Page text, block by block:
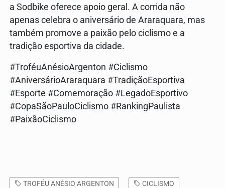
a Sodbike oferece apoio geral. A corrida não
apenas celebra o aniversário de Araraquara, mas
também promove a paixão pelo ciclismo e a
tradição esportiva da cidade.
#TroféuAnésioArgenton #Ciclismo
#AniversárioAraraquara #TradiçãoEsportiva
#Esporte #Comemoração #LegadoEsportivo
#CopaSãoPauloCiclismo #RankingPaulista
#PaixãoCiclismo
TROFÉU ANÉSIO ARGENTON CICLISMO